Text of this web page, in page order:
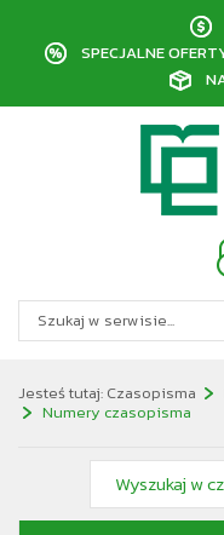
SPECJALNE
Jesteś tutaj: Czasopisma
Numery czasopisma